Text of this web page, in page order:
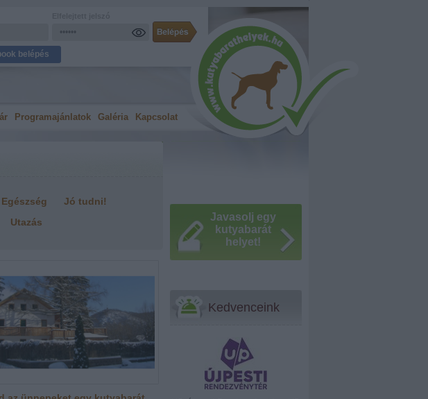
belépés
Programajánlatok Galéria Kapcsolat
Egészség
Jó tudni!
Utazás
Javasolj egy
kutyabarát
helyet!
Kedvenceink